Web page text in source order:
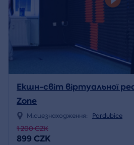
Екшн-світ віртуальної
Zone
Місцезнаходження: Pardubice
1 200 CZK
899 CZK